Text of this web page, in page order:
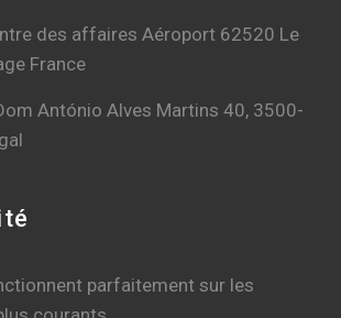
des affaires Aéroport 62520 Le
France
António Alves Martins 40, 3500-
parfaitement sur les